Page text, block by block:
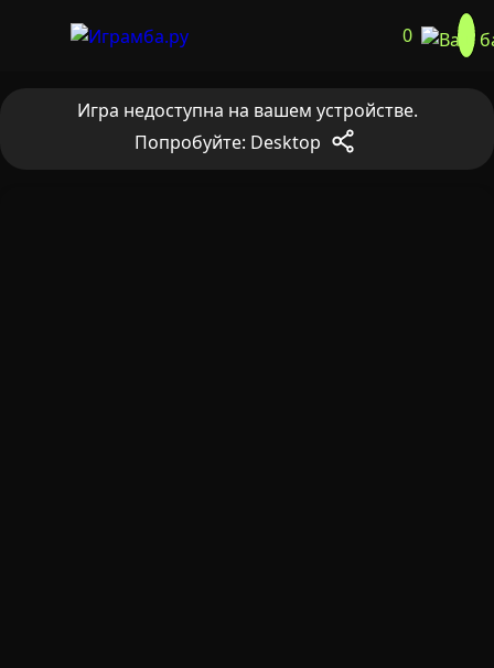
0
Игра недоступна на вашем устройстве.
Попробуйте: Desktop